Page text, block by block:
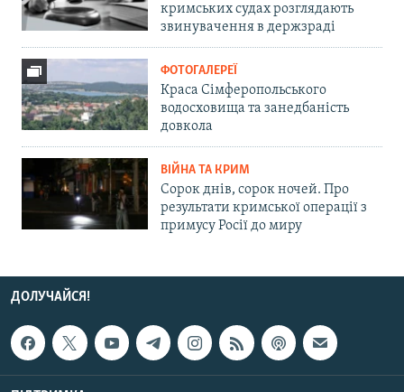
кримських судах розглядають
звинувачення в держзраді
ФОТОГАЛЕРЕЇ
Краса Сімферопольського
водосховища та занедбаність
довкола
ВІЙНА ТА КРИМ
Сорок днів, сорок ночей. Про
результати кримської операції з
примусу Росії до миру
ДОЛУЧАЙСЯ!